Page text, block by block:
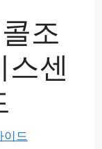
조
센
이드